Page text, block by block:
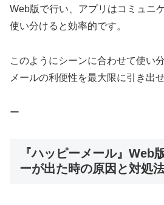
Web版で行い、アプリはコミュニ
使い分けると効率的です。
このようにシーンに合わせて使い
メールの利便性を最大限に引き出せ
ー
『ハッピーメール』Web
ーが出た時の原因と対処